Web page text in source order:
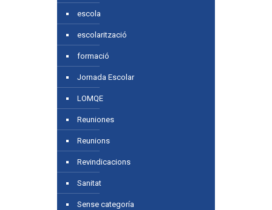
escola
escolarització
formació
Jornada Escolar
LOMQE
Reuniones
Reunions
Revindicacions
Sanitat
Sense categoría